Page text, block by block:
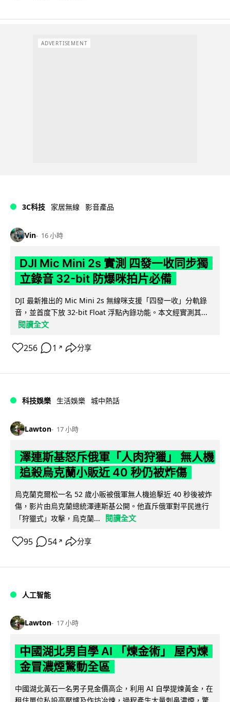
ADVERTISEMENT
3C科技 家居無線 影音產品
Vin 16 小時
DJI Mic Mini 2s 實測 四發一收同步獨
立錄音 32-bit 防爆咪拍片必備
DJI 最新推出的 Mic Mini 2s 無線咪支援「四發一收」分軌錄
音，並首度下放 32-bit Float 浮點內錄功能。本文經實測其...
閱讀全文
256 1 ↗ 分享
科技娛樂 生活娛樂 城中熱話
Lawton 17 小時
澤連斯基怒斥俄軍「人肉狩獵」 無人機
追殺烏克蘭小販近 40 秒仍被炸傷
烏克蘭克爾松一名 52 歲小販被俄軍無人機追擊近 40 秒後被炸
傷，影片由烏克蘭總統澤連斯基公開。他直斥俄軍對平民進行
「狩獵式」攻擊，烏克蘭...
閱讀全文
95 54 ↗ 分享
人工智能
Lawton 17 小時
中國湖北男自學 AI 「煉金術」 屋內煉
金冒濃煙驚動全區
中國湖北黃石一名男子見金價高企，利用 AI 自學提煉黃金，在
租住單位私設高壓爐及作坊冶煉，過程產生大量刺鼻濃煙，驚